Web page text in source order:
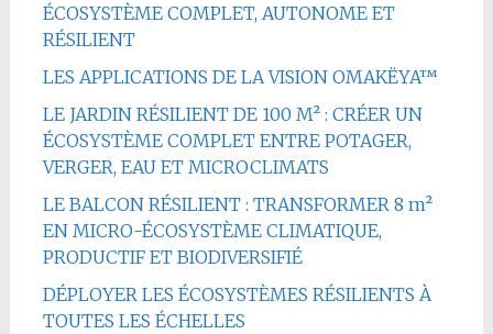
ÉCOSYSTÈME COMPLET, AUTONOME ET
RÉSILIENT
LES APPLICATIONS DE LA VISION OMAKËYA™
LE JARDIN RÉSILIENT DE 100 M² : CRÉER UN
ÉCOSYSTÈME COMPLET ENTRE POTAGER,
VERGER, EAU ET MICROCLIMATS
LE BALCON RÉSILIENT : TRANSFORMER 8 m²
EN MICRO-ÉCOSYSTÈME CLIMATIQUE,
PRODUCTIF ET BIODIVERSIFIÉ
DÉPLOYER LES ÉCOSYSTÈMES RÉSILIENTS À
TOUTES LES ÉCHELLES